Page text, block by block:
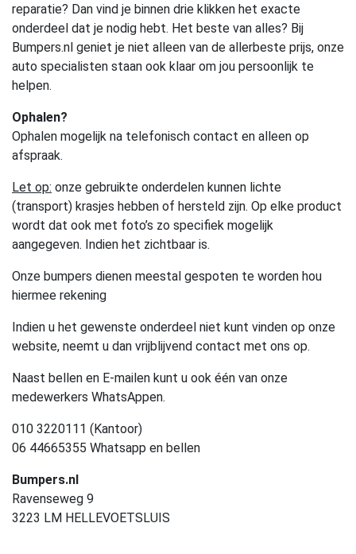
reparatie? Dan vind je binnen drie klikken het exacte
onderdeel dat je nodig hebt. Het beste van alles? Bij
Bumpers.nl geniet je niet alleen van de allerbeste prijs, onze
auto specialisten staan ook klaar om jou persoonlijk te
helpen.
Ophalen?
Ophalen mogelijk na telefonisch contact en alleen op
afspraak.
Let op: onze gebruikte onderdelen kunnen lichte
(transport) krasjes hebben of hersteld zijn. Op elke product
wordt dat ook met foto’s zo specifiek mogelijk
aangegeven. Indien het zichtbaar is.
Onze bumpers dienen meestal gespoten te worden hou
hiermee rekening
Indien u het gewenste onderdeel niet kunt vinden op onze
website, neemt u dan vrijblijvend contact met ons op.
Naast bellen en E-mailen kunt u ook één van onze
medewerkers WhatsAppen.
010 3220111 (Kantoor)
06 44665355 Whatsapp en bellen
Bumpers.nl
Ravenseweg 9
3223 LM HELLEVOETSLUIS